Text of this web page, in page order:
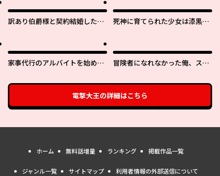
訳あり伯爵様と契約結婚した
死神に育てられた少女は漆黒の
家事代行のアルバイトを始めた
入られちゃいました。
冒険者になれなかった俺、スキ
の子を人助け!?
電撃大王の詳細はこちら
ホーム 無料話増量 ランキング 掲載作品一覧
ジャンル一覧 サイトマップ 利用者情報の外部送信について